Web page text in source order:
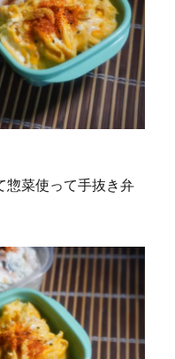
惣菜使って手抜き弁